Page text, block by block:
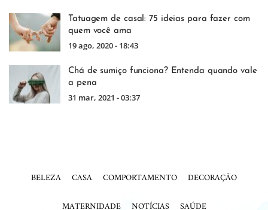
Tatuagem de casal: 75 ideias para fazer com
quem você ama
19 ago, 2020 - 18:43
Chá de sumiço funciona? Entenda quando vale
a pena
31 mar, 2021 - 03:37
BELEZA CASA COMPORTAMENTO
DECORAÇÃO
MATERNIDADE
NOTÍCIAS SAÚDE